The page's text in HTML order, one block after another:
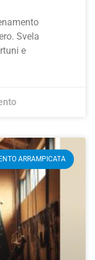
Svela
e
ARRAMPICATA